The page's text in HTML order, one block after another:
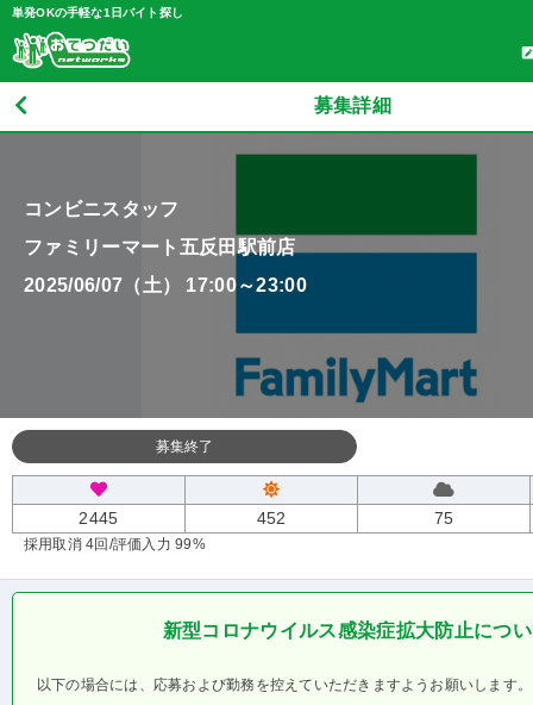
単発OKの手軽な1日バイト探し
募集詳細
コンビニスタッフ
ファミリーマート五反田駅前店
2025/06/07（土） 17:00～23:00
募集終了
2445 452 75
採用取消 4回 /評価入力 99%
新型コロナウイルス感染症拡大防止につ
以下の場合には、応募および勤務を控えていただきますようお願いします。